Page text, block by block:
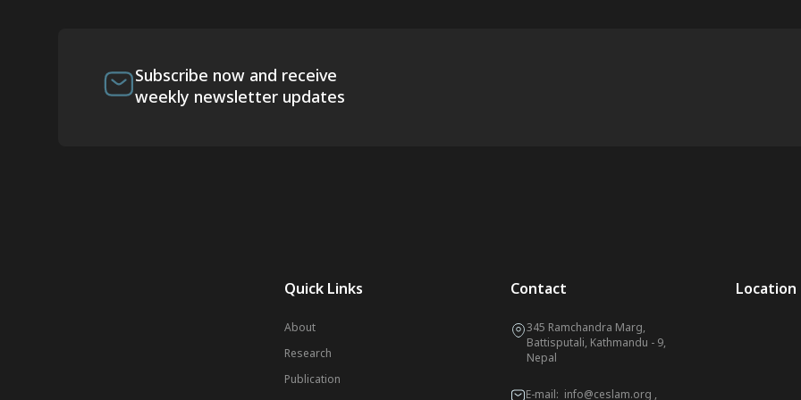
Subscribe now and receive
weekly newsletter updates
Quick Links
About
Research
Publication
Contact
345 Ramchandra Marg,
Battisputali, Kathmandu - 9,
Nepal
E-mail: info@ceslam.org ,
Location